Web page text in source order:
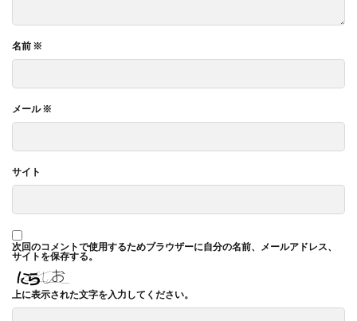
名前 ※
メール※
サイト
次回のコメントで使用するためブラウザーに自分の名前、メールアドレス、
サイトを保存する。
上に表示された文字を入力してください。